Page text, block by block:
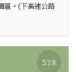
區。(下高速公路
528